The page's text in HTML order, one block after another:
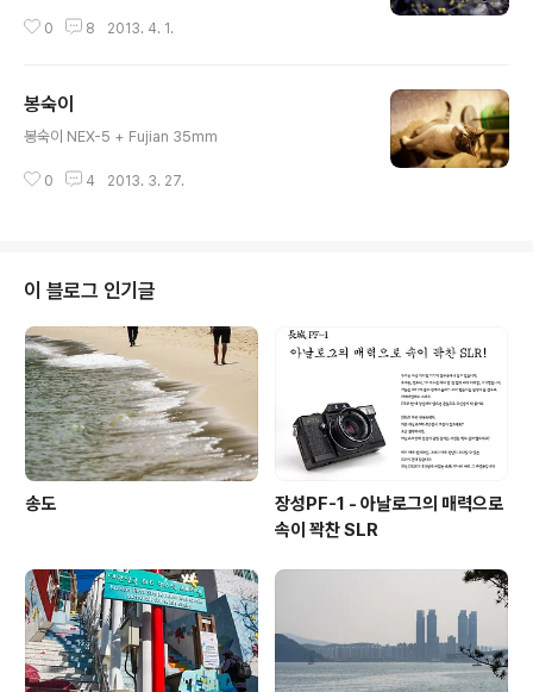
0 8 2013. 4. 1.
봉숙이
봉숙이 NEX-5 + Fujian 35mm
0 4 2013. 3. 27.
이 블로그 인기글
송도
장성PF-1 - 아날로그의 매력으로
속이 꽉찬 SLR